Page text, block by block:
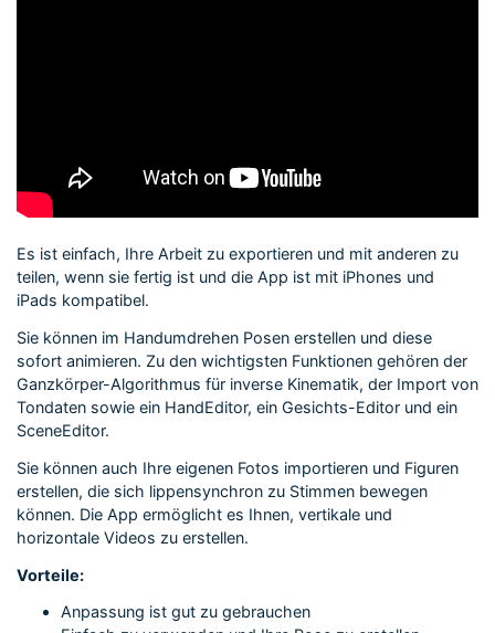
Es ist einfach, Ihre Arbeit zu exportieren und mit anderen zu
teilen, wenn sie fertig ist und die App ist mit iPhones und
iPads kompatibel.
Sie können im Handumdrehen Posen erstellen und diese
sofort animieren. Zu den wichtigsten Funktionen gehören der
Ganzkörper-Algorithmus für inverse Kinematik, der Import von
Tondaten sowie ein HandEditor, ein Gesichts-Editor und ein
SceneEditor.
Sie können auch Ihre eigenen Fotos importieren und Figuren
erstellen, die sich lippensynchron zu Stimmen bewegen
können. Die App ermöglicht es Ihnen, vertikale und
horizontale Videos zu erstellen.
Vorteile:
Anpassung ist gut zu gebrauchen